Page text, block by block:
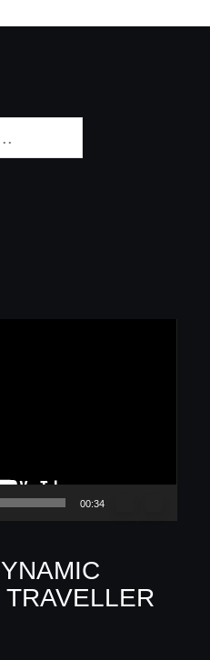
00:34